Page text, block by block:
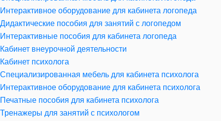
Интерактивное оборудование для кабинета логопеда
Дидактические пособия для занятий с логопедом
Интерактивные пособия для кабинета логопеда
Кабинет внеурочной деятельности
Кабинет психолога
Специализированная мебель для кабинета психолога
Интерактивное оборудование для кабинета психолога
Печатные пособия для кабинета психолога
Тренажеры для занятий с психологом